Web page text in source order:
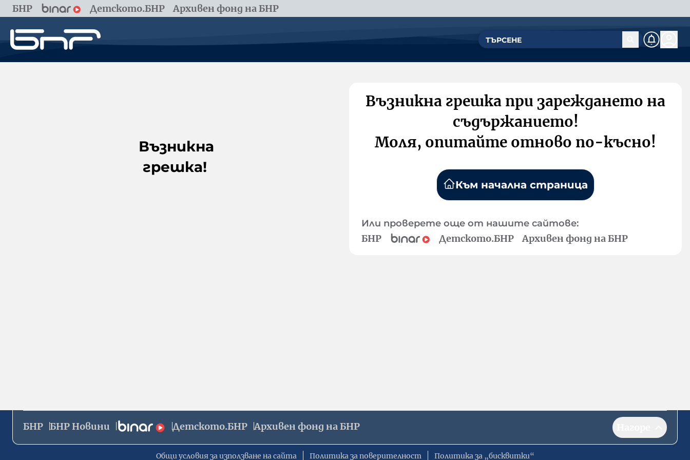
БНР Детското.БНР Архивен фонд на БНР
Възникна
грешка!
Възникна грешка при зареждането на
съдържанието!
Моля, опитайте отново по-късно!
Към начална страница
Или проверете още от нашите сайтове:
БНР Детското.БНР Архивен фонд на БНР
БНР БНР Новини Детското.БНР Архивен фонд на БНР
Общи условия за използване на сайта Политика за поверителност Политика за „бисквитки“